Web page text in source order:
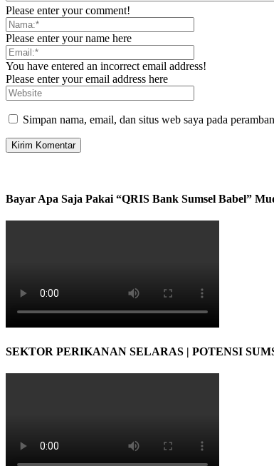
Please enter your comment!
Please enter your name here
You have entered an incorrect email address!
Please enter your email address here
Simpan nama, email, dan situs web saya pada
Bayar Apa Saja Pakai “QRIS Bank Sumsel Babel”
SEKTOR PERIKANAN SELARAS | POTENSI